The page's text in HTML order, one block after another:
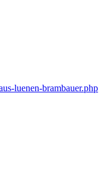
luenen-brambauer.php